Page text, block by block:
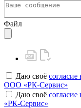
Файл
Даю своё
ООО «РК-Сервис»
Даю своё
«РК-Сервис»